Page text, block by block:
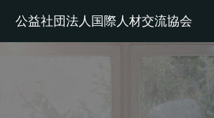
公益社団法人国際人材交流協会